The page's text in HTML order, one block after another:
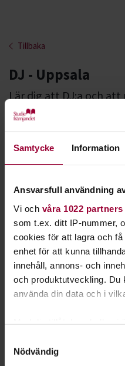
Samtycke Information
Ansvarsfull användning
Vi och våra 1022 partners
som t.ex. ditt IP-nummer,
cookies för att lagra och
enhet för att kunna
innehåll, annons- och
och produktutveckling.
använda din data och i
som kan ha en
Nödvändig
Tillbaka
DJ - Uppsala
Lär dig att DJ:a och att
kan du bland annat
läckra housebeats.
Att varaDJ(discjockey)
sammanhang.
Att vara DJ på en fest
att spela upp dem från
till att låtarna passar ihop
av en DJ-spelare justera
passar ihop med varandra.
ska flyta på och låtbytena
Traditionella DJ:s inom
effekter.
Med hjälp av mer